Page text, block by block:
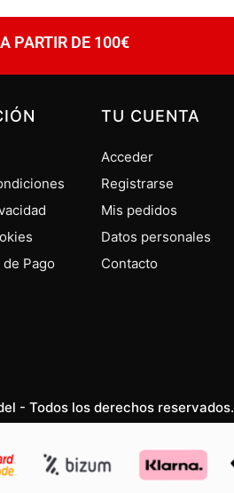
PARTIR DE 100€
de Pago
TU CUENTA
Acceder
Registrarse
Mis pedidos
Datos personales
Contacto
- Todos los derechos reservados.